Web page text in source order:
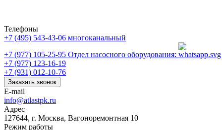
Телефоны
+7 (495) 543-43-06 многоканальный
+7 (977) 105-25-95 Отдел насосного оборудования:
+7 (977) 123-16-19
+7 (931) 012-10-76
Заказать звонок
E-mail
info@atlastpk.ru
Адрес
127644, г. Москва, Вагоноремонтная 10
Режим работы